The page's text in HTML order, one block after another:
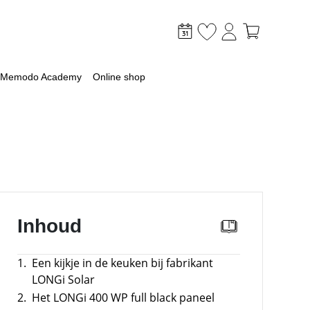
je PV & opslag
met een batterij
voor grootschalige toepassingen
Memodo Academy Online shop
Inhoud
1. Een kijkje in de keuken bij fabrikant
LONGi Solar
2. Het LONGi 400 WP full black paneel